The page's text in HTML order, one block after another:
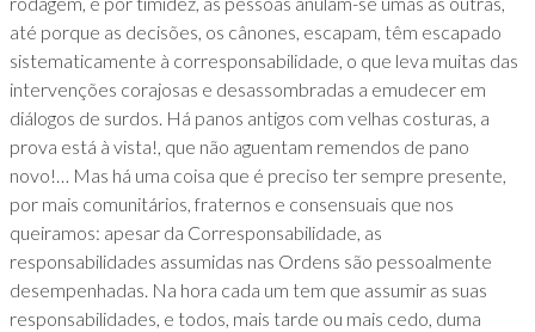
até porque as decisões, os cânones, escapam, têm escapado
sistematicamente à corresponsabilidade, o que leva muitas das
intervenções corajosas e desassombradas a emudecer em
diálogos de surdos. Há panos antigos com velhas costuras, a
prova está à vista!, que não aguentam remendos de pano
novo!… Mas há uma coisa que é preciso ter sempre presente,
por mais comunitários, fraternos e consensuais que nos
queiramos: apesar da Corresponsabilidade, as
responsabilidades assumidas nas Ordens são pessoalmente
desempenhadas. Na hora cada um tem que assumir as suas
responsabilidades, e todos, mais tarde ou mais cedo, duma